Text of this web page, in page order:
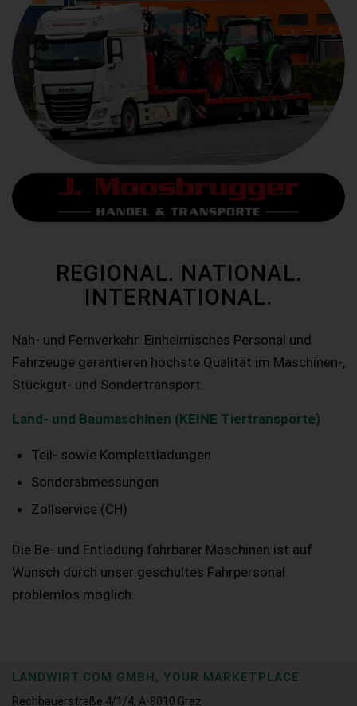
REGIONAL. NATIONAL.
INTERNATIONAL.
Nah- und Fernverkehr. Einheimisches Personal und
Fahrzeuge garantieren höchste Qualität im Maschinen-,
Stückgut- und Sondertransport.
Land- und Baumaschinen (KEINE Tiertransporte)
Teil- sowie Komplettladungen
Sonderabmessungen
Zollservice (CH)
Die Be- und Entladung fahrbarer Maschinen ist auf
Wunsch durch unser geschultes Fahrpersonal
problemlos möglich.
LANDWIRT.COM GMBH, YOUR MARKETPLACE
Rechbauerstraße 4/1/4, A-8010 Graz